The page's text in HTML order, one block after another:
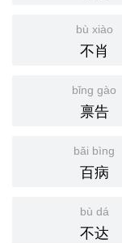
bù xiào
不肖
bǐng gào
禀告
bǎi bìng
百病
bù dá
不达